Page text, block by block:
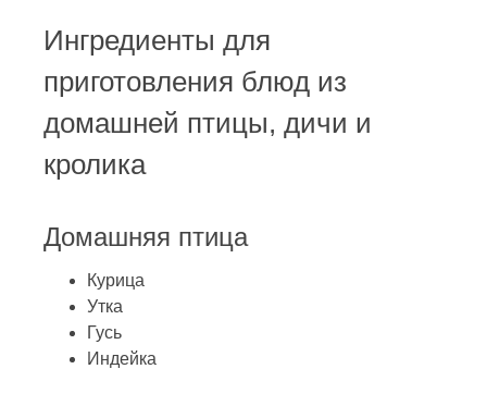
Ингредиенты для
приготовления блюд из
домашней птицы, дичи и
кролика
Домашняя птица
Курица
Утка
Гусь
Индейка